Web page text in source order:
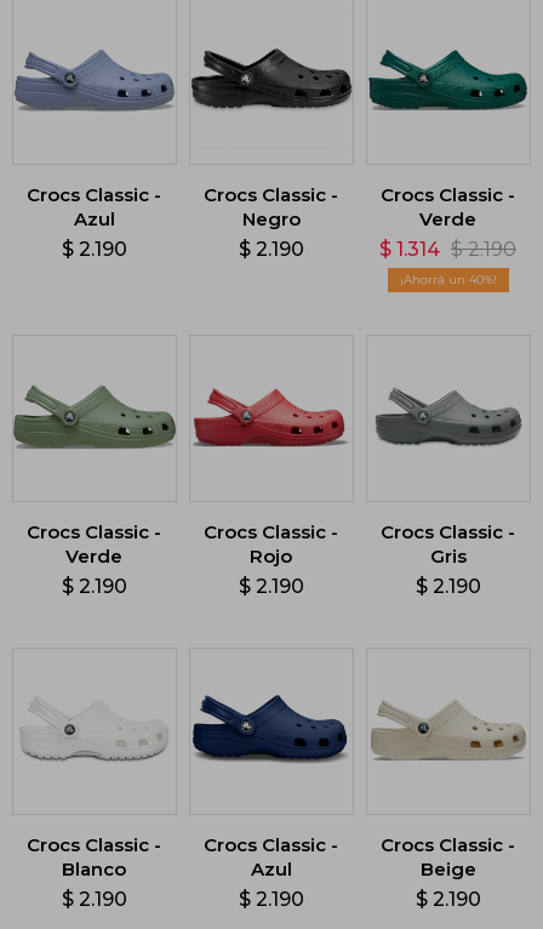
Crocs Classic -
Azul
$ 2.190
Crocs Classic -
Negro
$ 2.190
Crocs Classic -
Verde
$ 1.314 $ 2.190
40
Crocs Classic -
Verde
$ 2.190
Crocs Classic -
Rojo
$ 2.190
Crocs Classic -
Gris
$ 2.190
Crocs Classic -
Blanco
$ 2.190
Crocs Classic -
Azul
$ 2.190
Crocs Classic -
Beige
$ 2.190